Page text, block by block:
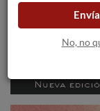
No, no